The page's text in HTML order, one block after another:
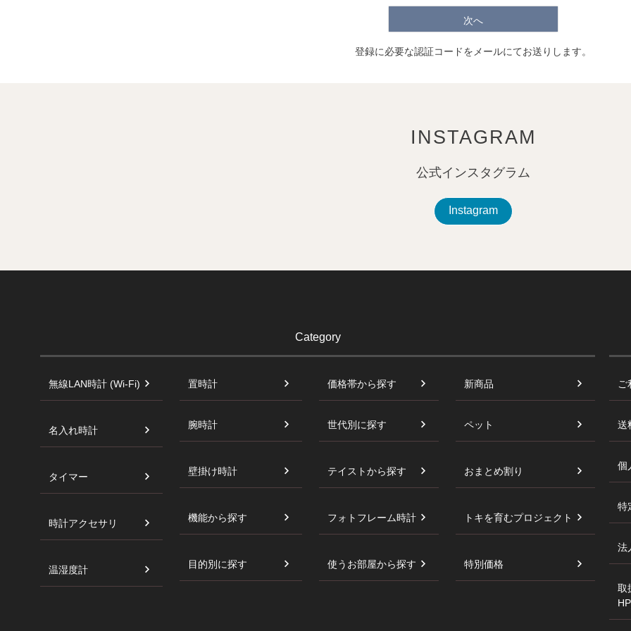
次へ
登録に必要な認証コードをメールにてお送りします。
INSTAGRAM
公式インスタグラム
Instagram
Category
無線LAN時計 (Wi-Fi)
名入れ時計
タイマー
時計アクセサリ
温湿度計
置時計
腕時計
壁掛け時計
機能から探す
目的別に探す
価格帯から探す
世代別に探す
テイストから探す
フォトフレーム時計
使うお部屋から探す
新商品
ペット
おまとめ割り
トキを育むプロジェクト
特別価格
ご
送
個
特
法
取